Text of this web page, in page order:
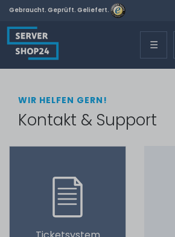
Gebraucht. Geprüft. Geliefert.
☰
WIR HELFEN GERN!
Kontakt & Support